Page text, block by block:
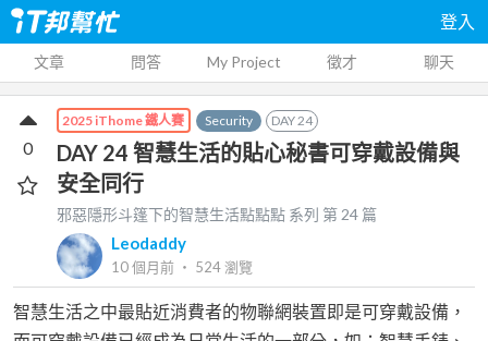
登入
文章 問答 My Project 徵才 聊天
2025 iThome 鐵人賽 Security DAY24
DAY 24 智慧生活的貼心秘書可穿戴設備與
安全同行
邪惡隱形斗篷下的智慧生活點點點 系列 第24 篇
Leodaddy
10 個月前 ‧ 524瀏覽
0
智慧生活之中最貼近消費者的物聯網裝置即是可穿戴設備，